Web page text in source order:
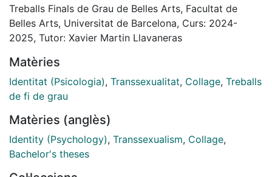
escultórica -abordo la experiencia del deseo desde lo
trans, lo íntimo y lo afectivo, proponiendo una
reflexión crítica sobre los dispositivos de control
identidades. En este escrito, conceptos como la “rabia
trans”, la “mirada” o el “passing” se entrelazan con
referencias teóricas queer de Karen Barad, Susan
una contra-narrativa visual y espacial. Mi propuesta
consiste en convertir la metodologíade la apropiación
en una herramienta para resignificar imágenes,
Treballs Finals de Grau de Belles Arts, Facultat de
Belles Arts, Universitat de Barcelona, Curs: 2024-
2025, Tutor: Xavier Martin Llavaneras
Matèries
Identitat (Psicologia), Transsexualitat, Collage, Treballs
de fi de grau
Matèries (anglès)
Identity (Psychology), Transsexualism, Collage,
Bachelor's theses